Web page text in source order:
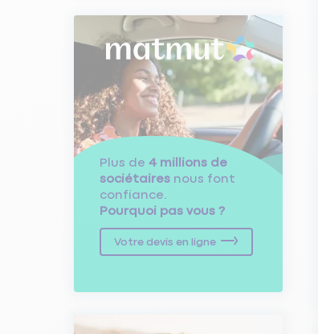
Plus de 4 millions de
sociétaires nous font
confiance.
Pourquoi pas vous ?
Votre devis en ligne